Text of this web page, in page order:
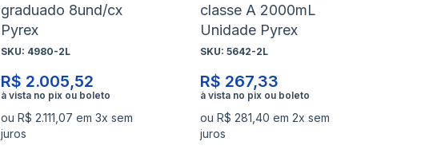
graduado 8und/cx
Pyrex
SKU: 4980-2L
R$ 2.005,52
ou R$ 2.111,07 em 3x sem
juros
classe A 2000mL
Unidade Pyrex
SKU: 5642-2L
R$ 267,33
ou R$ 281,40 em 2x sem
juros